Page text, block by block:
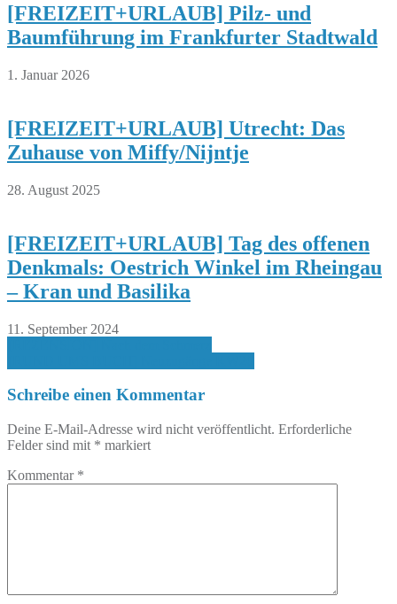
[FREIZEIT+URLAUB] Pilz- und
Baumführung im Frankfurter Stadtwald
1. Januar 2026
[FREIZEIT+URLAUB] Utrecht: Das
Zuhause von Miffy/Nijntje
28. August 2025
[FREIZEIT+URLAUB] Tag des offenen
Denkmals: Oestrich Winkel im Rheingau
– Kran und Basilika
11. September 2024
Schreibe einen Kommentar
Deine E-Mail-Adresse wird nicht veröffentlicht. Erforderliche
Felder sind mit * markiert
Kommentar *